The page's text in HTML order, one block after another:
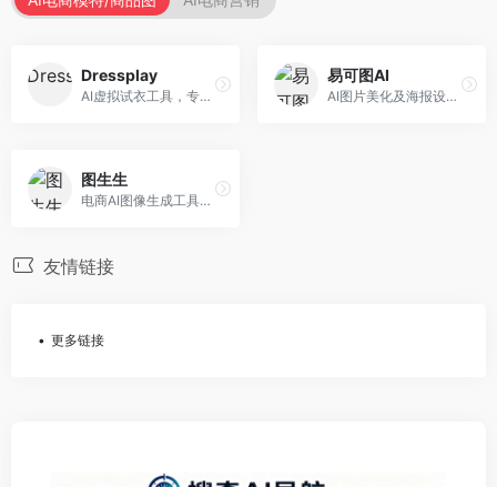
Dressplay
AI虚拟试衣工具，专注于服装电商体验。面向服装电商，提供虚拟试穿、尺码推荐、穿搭建议等服务，试衣体验真实。
易可图AI
AI图片美化及海报设计平台，专注于电商视觉设计。面向电商卖家，提供图片美化、海报设计、营销素材等服务，设计效率高。
图生生
电商AI图像生成工具，专注于商品图创作。面向电商卖家，提供商品图生成、背景替换、批量处理等服务，商品图质量高。
友情链接
更多链接